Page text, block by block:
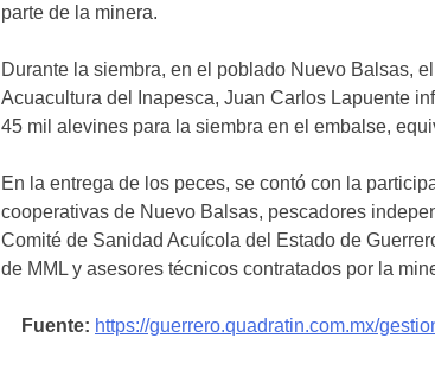
parte de la minera.
Durante la siembra, en el poblado Nuevo Balsas,
Acuacultura del Inapesca, Juan Carlos Lapuente
45 mil alevines para la siembra en el embalse,
En la entrega de los peces, se contó con la
cooperativas de Nuevo Balsas, pescadores
Comité de Sanidad Acuícola del Estado de
de MML y asesores técnicos contratados por la
Fuente: https://guerrero.quadratin.com.mx/